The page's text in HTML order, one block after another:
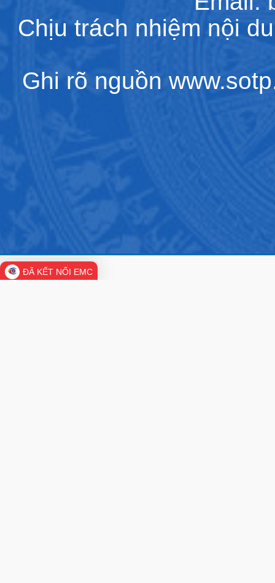
Chịu trách nhiệm nội
Ghi rõ nguồn
ĐÃ KẾT NỐI EMC